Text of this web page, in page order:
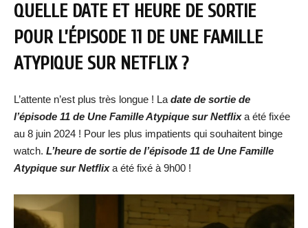
QUELLE DATE ET HEURE DE SORTIE
POUR L’ÉPISODE 11 DE UNE FAMILLE
ATYPIQUE SUR NETFLIX ?
L’attente n’est plus très longue ! La date de sortie de
l’épisode 11 de Une Famille Atypique sur Netflixa été fixée
au 8 juin 2024 ! Pour les plus impatients qui souhaitent binge
watch. L’heure de sortie de l’épisode 11 de Une Famille
Atypique sur Netflixa été fixé à 9h00 !